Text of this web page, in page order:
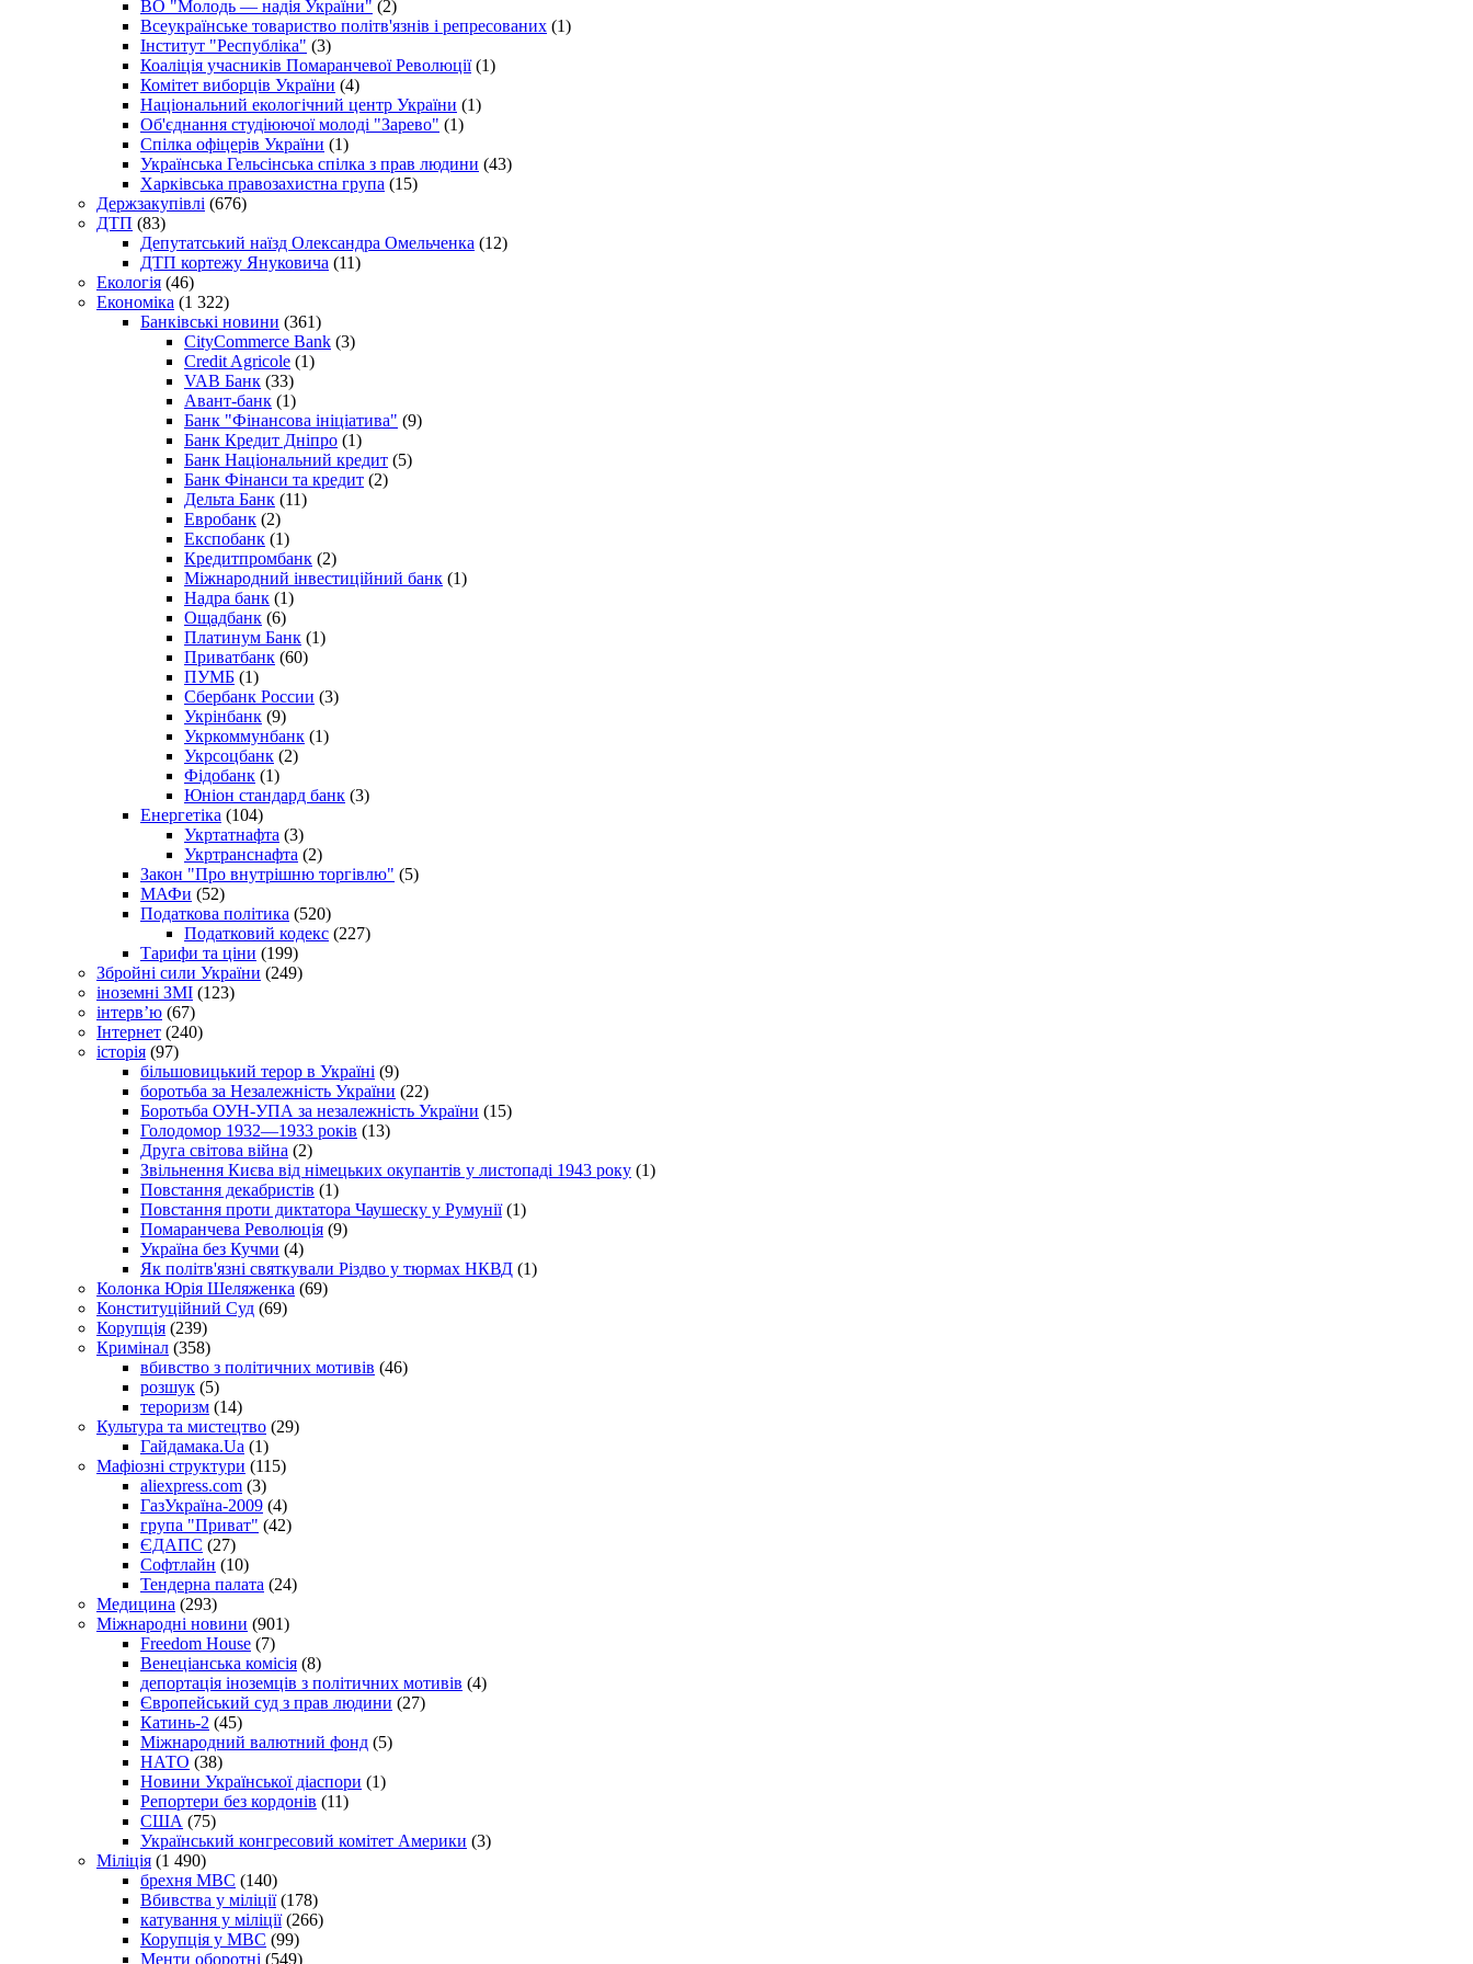
ВО "Молодь — надія України" (2)
Всеукраїнське товариство політв'язнів і репресованих (1)
Інститут "Республіка" (3)
Коаліція учасників Помаранчевої Революції(1)
Комітет виборців України (4)
Національний екологічний центр України (1)
Об'єднання студіюючої молоді "Зарево" (1)
Спілка офіцерів України (1)
Українська Гельсінська спілка з прав людини (43)
Харківська правозахистна група (15)
Держзакупівлі (676)
ДТП (83)
Депутатський наїзд Олександра Омельченка (12)
ДТП кортежу Януковича (11)
Екологія (46)
Економіка (1 322)
Банківські новини (361)
CityCommerce Bank (3)
Credit Agricole (1)
VAB Банк (33)
Авант-банк (1)
Банк "Фінансова ініціатива" (9)
Банк Кредит Дніпро (1)
Банк Національний кредит (5)
Банк Фінанси та кредит (2)
Дельта Банк (11)
Евробанк (2)
Експобанк (1)
Кредитпромбанк (2)
Міжнародний інвестиційний банк (1)
Надра банк (1)
Ощадбанк (6)
Платинум Банк (1)
Приватбанк (60)
ПУМБ (1)
Сбербанк России (3)
Укрінбанк (9)
Укркоммунбанк (1)
Укрсоцбанк (2)
Фідобанк (1)
Юніон стандард банк (3)
Енергетіка (104)
Укртатнафта (3)
Укртранснафта (2)
Закон "Про внутрішню торгівлю" (5)
МАФи (52)
Податкова політика (520)
Податковий кодекс (227)
Тарифи та ціни (199)
Збройні сили України (249)
іноземні ЗМІ (123)
інтерв’ю (67)
Інтернет (240)
історія (97)
більшовицький терор в Україні (9)
боротьба за Незалежність України (22)
Боротьба ОУН-УПА за незалежність України (15)
Голодомор 1932—1933 років (13)
Друга світова війна (2)
Звільнення Києва від німецьких окупантів у листопаді 1943 року (1)
Повстання декабристів (1)
Повстання проти диктатора Чаушеску у Румунії(1)
Помаранчева Революція (9)
Україна без Кучми (4)
Як політв'язні святкували Різдво у тюрмах НКВД (1)
Колонка Юрія Шеляженка (69)
Конституційний Суд (69)
Корупція (239)
Кримінал (358)
вбивство з політичних мотивів (46)
розшук (5)
тероризм (14)
Культура та мистецтво (29)
Гайдамака.Ua (1)
Мафіозні структури (115)
aliexpress.com (3)
ГазУкраїна-2009 (4)
група "Приват" (42)
ЄДАПС (27)
Софтлайн (10)
Тендерна палата (24)
Медицина (293)
Міжнародні новини (901)
Freedom House (7)
Венеціанська комісія (8)
депортація іноземців з політичних мотивів (4)
Європейський суд з прав людини (27)
Катинь-2 (45)
Міжнародний валютний фонд (5)
НАТО (38)
Новини Української діаспори (1)
Репортери без кордонів (11)
США (75)
Український конгресовий комітет Америки (3)
Міліція (1 490)
брехня МВС (140)
Вбивства у міліції(178)
катування у міліції(266)
Корупція у МВС (99)
Менти оборотні (549)